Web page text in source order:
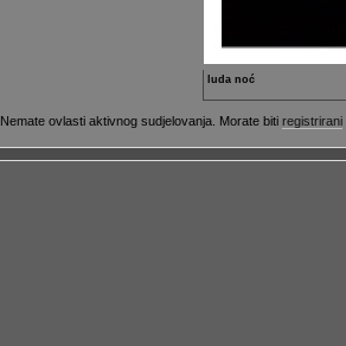
luda noć
Nemate ovlasti aktivnog sudjelovanja. Morate biti registrirani